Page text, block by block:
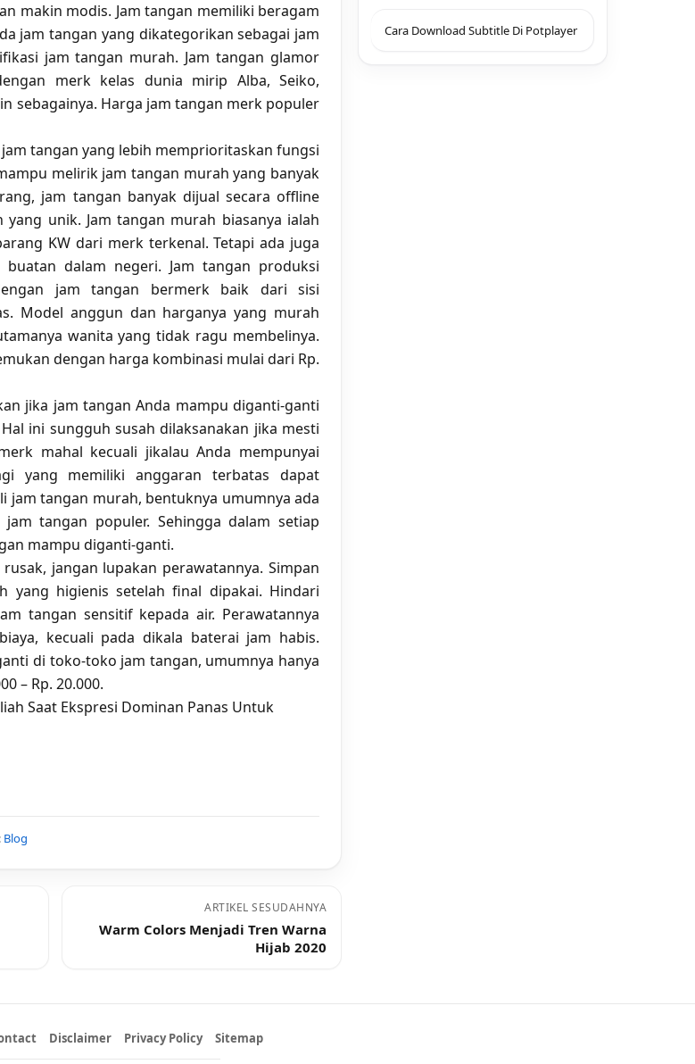
makin modis. Jam tangan memiliki beragam
jam tangan yang dikategorikan sebagai jam
jam tangan murah. Jam tangan glamor
merk kelas dunia mirip Alba, Seiko,
sebagainya. Harga jam tangan merk populer
tangan yang lebih memprioritaskan fungsi
melirik jam tangan murah yang banyak
jam tangan banyak dijual secara offline
unik. Jam tangan murah biasanya ialah
KW dari merk terkenal. Tetapi ada juga
dalam negeri. Jam tangan produksi
jam tangan bermerk baik dari sisi
Model anggun dan harganya yang murah
wanita yang tidak ragu membelinya.
dengan harga kombinasi mulai dari Rp.
jika jam tangan Anda mampu diganti-ganti
ini sungguh susah dilaksanakan jika mesti
mahal kecuali jikalau Anda mempunyai
yang memiliki anggaran terbatas dapat
jam tangan murah, bentuknya umumnya ada
tangan populer. Sehingga dalam setiap
mampu diganti-ganti.
jangan lupakan perawatannya. Simpan
yang higienis setelah final dipakai. Hindari
tangan sensitif kepada air. Perawatannya
kecuali pada dikala baterai jam habis.
di toko-toko jam tangan, umumnya hanya
– Rp. 20.000.
Saat Ekspresi Dominan Panas Untuk
Blog
ARTIKEL SESUDAHNYA
Warm Colors Menjadi Tren Warna
Hijab 2020
Cara Download Subtitle Di Potplayer
Disclaimer Privacy Policy Sitemap